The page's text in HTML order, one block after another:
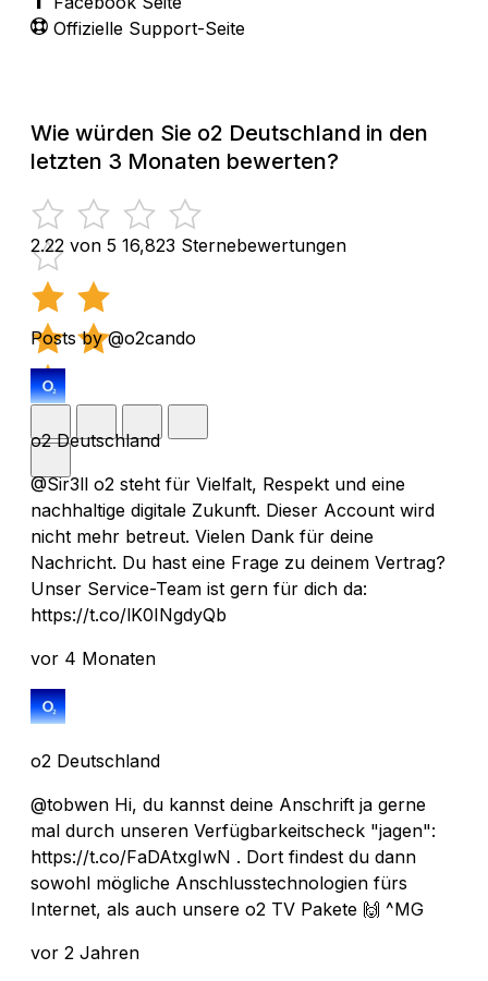
Offizielle Support-Seite
Wie würden Sie o2 Deutschland in den
letzten 3 Monaten bewerten?
2.22 von 5 16,823 Sternebewertungen
Posts by @o2cando
o2 Deutschland
@Sir3ll o2 steht für Vielfalt, Respekt und eine
nachhaltige digitale Zukunft. Dieser Account wird
nicht mehr betreut. Vielen Dank für deine
Nachricht. Du hast eine Frage zu deinem Vertrag?
Unser Service-Team ist gern für dich da:
https://t.co/lK0INgdyQb
vor 4 Monaten
o2 Deutschland
@tobwen Hi, du kannst deine Anschrift ja gerne
mal durch unseren Verfügbarkeitscheck "jagen":
https://t.co/FaDAtxgIwN . Dort findest du dann
sowohl mögliche Anschlusstechnologien fürs
Internet, als auch unsere o2 TV Pakete 🙌 ^MG
vor 2 Jahren